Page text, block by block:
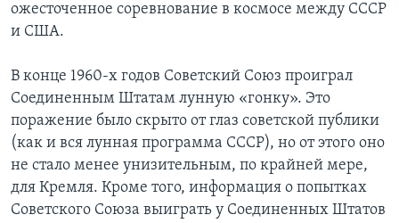
ожесточенное соревнование в космосе между СССР
и США.
В конце 1960-х годов Советский Союз проиграл
Соединенным Штатам лунную «гонку». Это
поражение было скрыто от глаз советской публики
(как и вся лунная программа СССР), но от этого оно
не стало менее унизительным, по крайней мере,
для Кремля. Кроме того, информация о попытках
Советского Союза выиграть у Соединенных Штатов